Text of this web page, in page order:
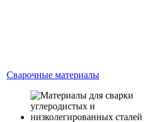
Сварочные материалы